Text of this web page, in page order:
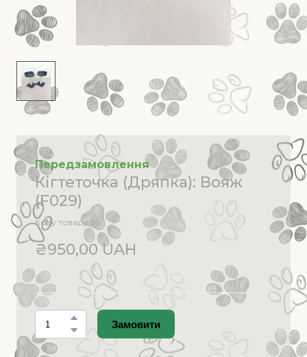
Передзамовлення
Кігтеточка (Дряпка): Вояж
(F029)
Коду товару 89
₴950,00 UAH
Замовити